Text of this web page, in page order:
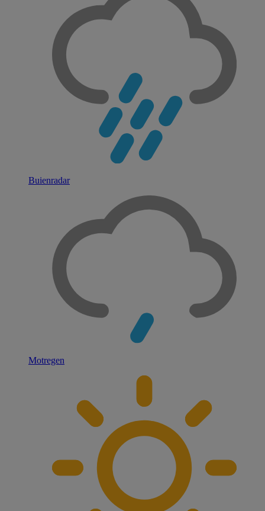
Buienradar
Motregen